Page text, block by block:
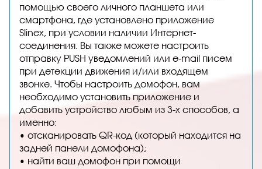
помощью своего личного планшета или
смартфона, где установлено приложение
Slinex, при условии наличии Интернет-
соединения. Вы также можете настроить
отправку PUSH уведомлений или e-mail писем
при детекции движения и/или входящем
звонке. Чтобы настроить домофон, вам
необходимо установить приложение и
добавить устройство любым из 3-х способов, а
именно:
• отсканировать QR-код (который находится на
задней панели домофона);
• найти ваш домофон при помощи